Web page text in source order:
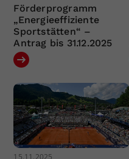
Förderprogramm
„Energieeffiziente
Sportstätten“ –
Antrag bis 31.12.2025